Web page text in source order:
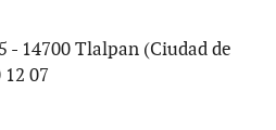
- 14700 Tlalpan (Ciudad de
07